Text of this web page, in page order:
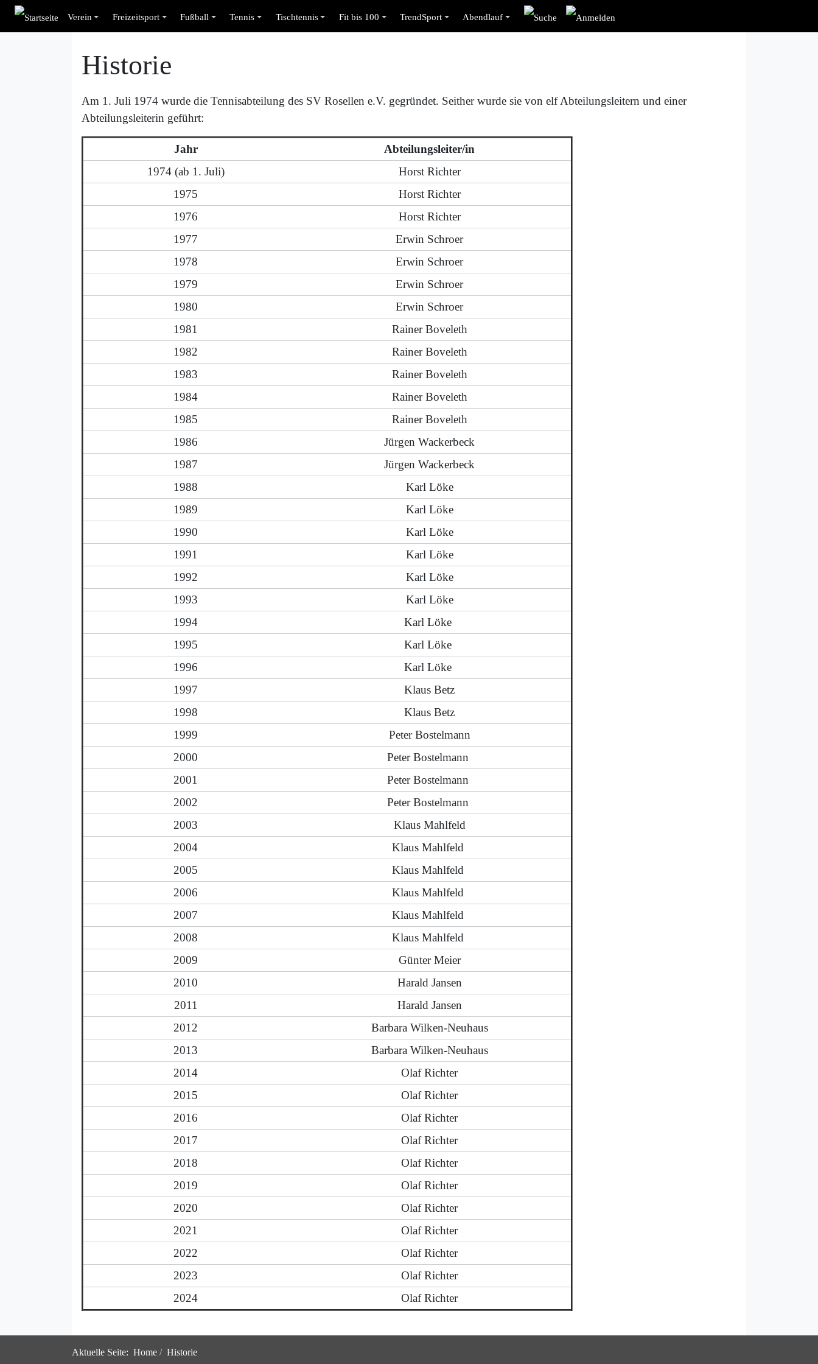
Verein Freizeitsport Fußball Tennis Tischtennis Fit bis 100 TrendSport Abendlauf
Historie
Am 1. Juli 1974 wurde die Tennisabteilung des SV Rosellen e.V. gegründet. Seither wurde sie von elf Abteilungsleitern und einer
Abteilungsleiterin geführt:
Jahr
Abteilungsleiter/in
1974 (ab 1. Juli)
Horst Richter
1975
Horst Richter
1976
Horst Richter
1977
Erwin Schroer
1978
Erwin Schroer
1979
Erwin Schroer
1980
Erwin Schroer
1981
Rainer Boveleth
1982
Rainer Boveleth
1983
Rainer Boveleth
1984
Rainer Boveleth
1985
Rainer Boveleth
1986
Jürgen Wackerbeck
1987
Jürgen Wackerbeck
1988
Karl Löke
1989
Karl Löke
1990
Karl Löke
1991
Karl Löke
1992
Karl Löke
1993
Karl Löke
1994
Karl Löke
1995
Karl Löke
1996
Karl Löke
1997
Klaus Betz
1998
Klaus Betz
1999
Peter Bostelmann
2000
Peter Bostelmann
2001
Peter Bostelmann
2002
Peter Bostelmann
2003
Klaus Mahlfeld
2004
Klaus Mahlfeld
2005
Klaus Mahlfeld
2006
Klaus Mahlfeld
2007
Klaus Mahlfeld
2008
Klaus Mahlfeld
2009
Günter Meier
2010
Harald Jansen
2011
Harald Jansen
2012
Barbara Wilken-Neuhaus
2013
Barbara Wilken-Neuhaus
2014
Olaf Richter
2015
Olaf Richter
2016
Olaf Richter
2017
Olaf Richter
2018
Olaf Richter
2019
Olaf Richter
2020
Olaf Richter
2021
Olaf Richter
2022
Olaf Richter
2023
Olaf Richter
2024
Olaf Richter
Aktuelle Seite: Home Historie